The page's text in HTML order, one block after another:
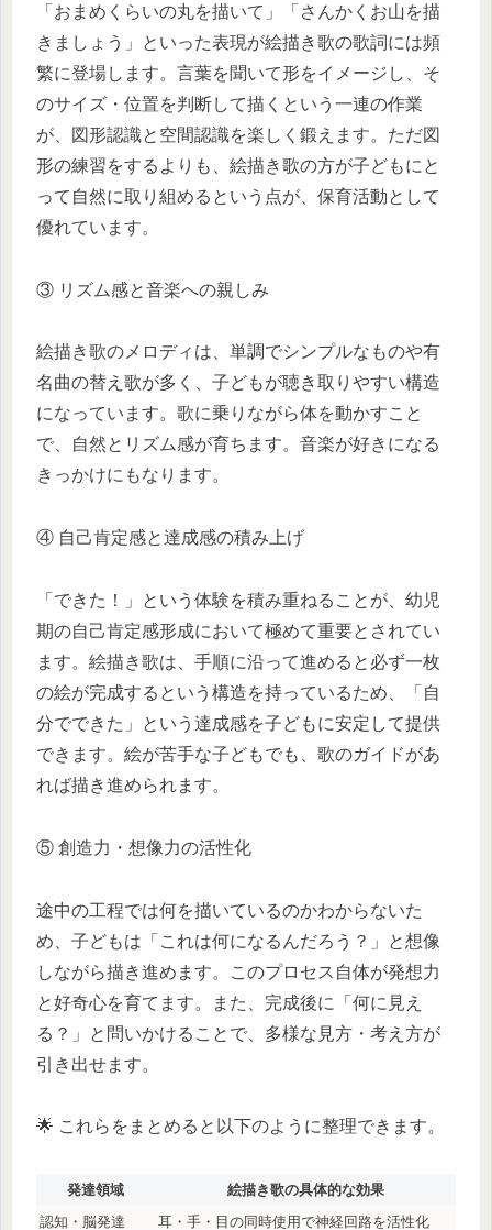
「おまめくらいの丸を描いて」「さんかくお山を描
きましょう」といった表現が絵描き歌の歌詞には頻
繁に登場します。言葉を聞いて形をイメージし、そ
のサイズ・位置を判断して描くという一連の作業
が、図形認識と空間認識を楽しく鍛えます。ただ図
形の練習をするよりも、絵描き歌の方が子どもにと
って自然に取り組めるという点が、保育活動として
優れています。
③ リズム感と音楽への親しみ
絵描き歌のメロディは、単調でシンプルなものや有
名曲の替え歌が多く、子どもが聴き取りやすい構造
になっています。歌に乗りながら体を動かすこと
で、自然とリズム感が育ちます。音楽が好きになる
きっかけにもなります。
④ 自己肯定感と達成感の積み上げ
「できた！」という体験を積み重ねることが、幼児
期の自己肯定感形成において極めて重要とされてい
ます。絵描き歌は、手順に沿って進めると必ず一枚
の絵が完成するという構造を持っているため、「自
分でできた」という達成感を子どもに安定して提供
できます。絵が苦手な子どもでも、歌のガイドがあ
れば描き進められます。
⑤ 創造力・想像力の活性化
途中の工程では何を描いているのかわからないた
め、子どもは「これは何になるんだろう？」と想像
しながら描き進めます。このプロセス自体が発想力
と好奇心を育てます。また、完成後に「何に見え
る？」と問いかけることで、多様な見方・考え方が
引き出せます。
🌟 これらをまとめると以下のように整理できます。
発達領域
絵描き歌の具体的な効果
認知・脳発達
耳・手・目の同時使用で神経回路を活性化